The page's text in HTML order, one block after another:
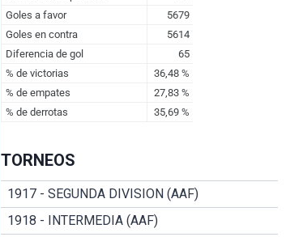
TORNEOS
1917 - SEGUNDA DIVISION (AAF)
1918 - INTERMEDIA (AAF)